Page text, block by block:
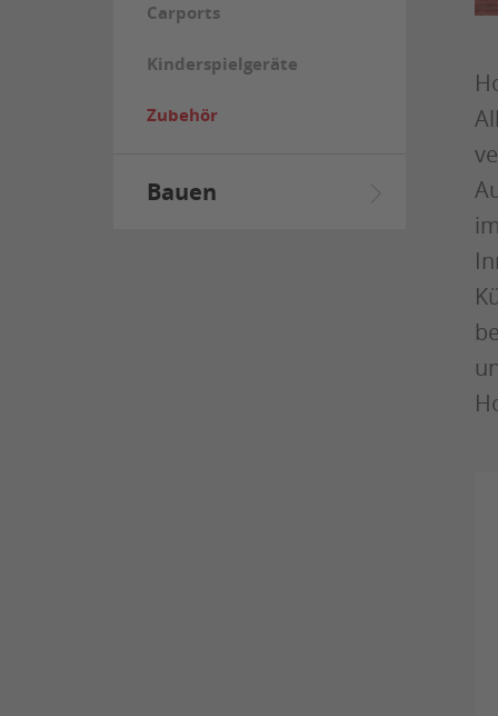
Carports
Kinderspielgeräte
Zubehör
Bauen